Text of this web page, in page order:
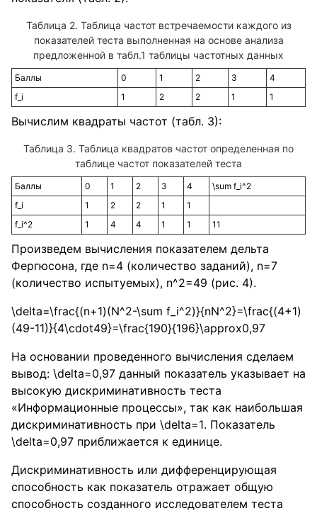
Таблица частот встречаемости каждого из
показателей теста выполненная на основе анализа
предложенной в табл.1 таблицы частотных данных
Баллы 0 1 2 3
4
f_i
1 2 2 1 1
Вычислим квадраты частот (табл. 3):
Таблица квадратов частот определенная по
таблице частот показателей теста
Баллы 0 1 2 3 4
\sum f_i^2
f_i
1 2 2 1
1
f_i^2
1 4 4 1 1 11
Произведем вычисления показателем дельта
Фергюсона, где n=4 (количество заданий), n=7
(количество испытуемых), n^2=49 (рис. 4).
\delta=\frac{(n+1)(N^2-\sum f_i^2)}{nN^2}=\frac{(4+1)
(49-11)}{4\cdot49}=\frac{190}{196}\approx0,97
На основании проведенного вычисления сделаем
вывод: \delta=0,97 данный показатель указывает на
высокую дискриминативность теста
«Информационные процессы», так как наибольшая
дискриминативность при \delta=1. Показатель
\delta=0,97 приближается к единице.
Дискриминативность или дифференцирующая
способность как показатель отражает общую
способность созданного исследователем теста